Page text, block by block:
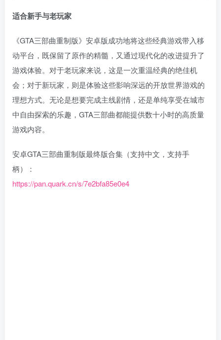
适合新手与老玩家
《GTA三部曲重制版》安卓版成功地将这些经典游戏带入移
动平台，既保留了原作的精髓，又通过现代化的改进提升了
游戏体验。对于老玩家来说，这是一次重温经典的绝佳机
会；对于新玩家，则是体验这些影响深远的开放世界游戏的
理想方式。无论是想要完成主线剧情，还是单纯享受在城市
中自由探索的乐趣，GTA三部曲都能提供数十小时的高质量
游戏内容。
安卓GTA三部曲重制版最终版合集（支持中文，支持手
柄）：
https://pan.quark.cn/s/7e2bfa85e0e4